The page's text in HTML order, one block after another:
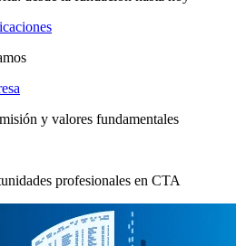
y valores fundamentales
profesionales en CTA